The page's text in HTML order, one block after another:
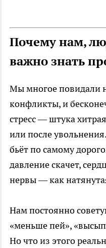
Почему нам,
важно знать
Мы многое повидали
конфликты, и
стресс — штука
или после
бьёт по самому
давление скачет,
нервы — как
Нам постоянно
«меньше пей»,
Но что из этого